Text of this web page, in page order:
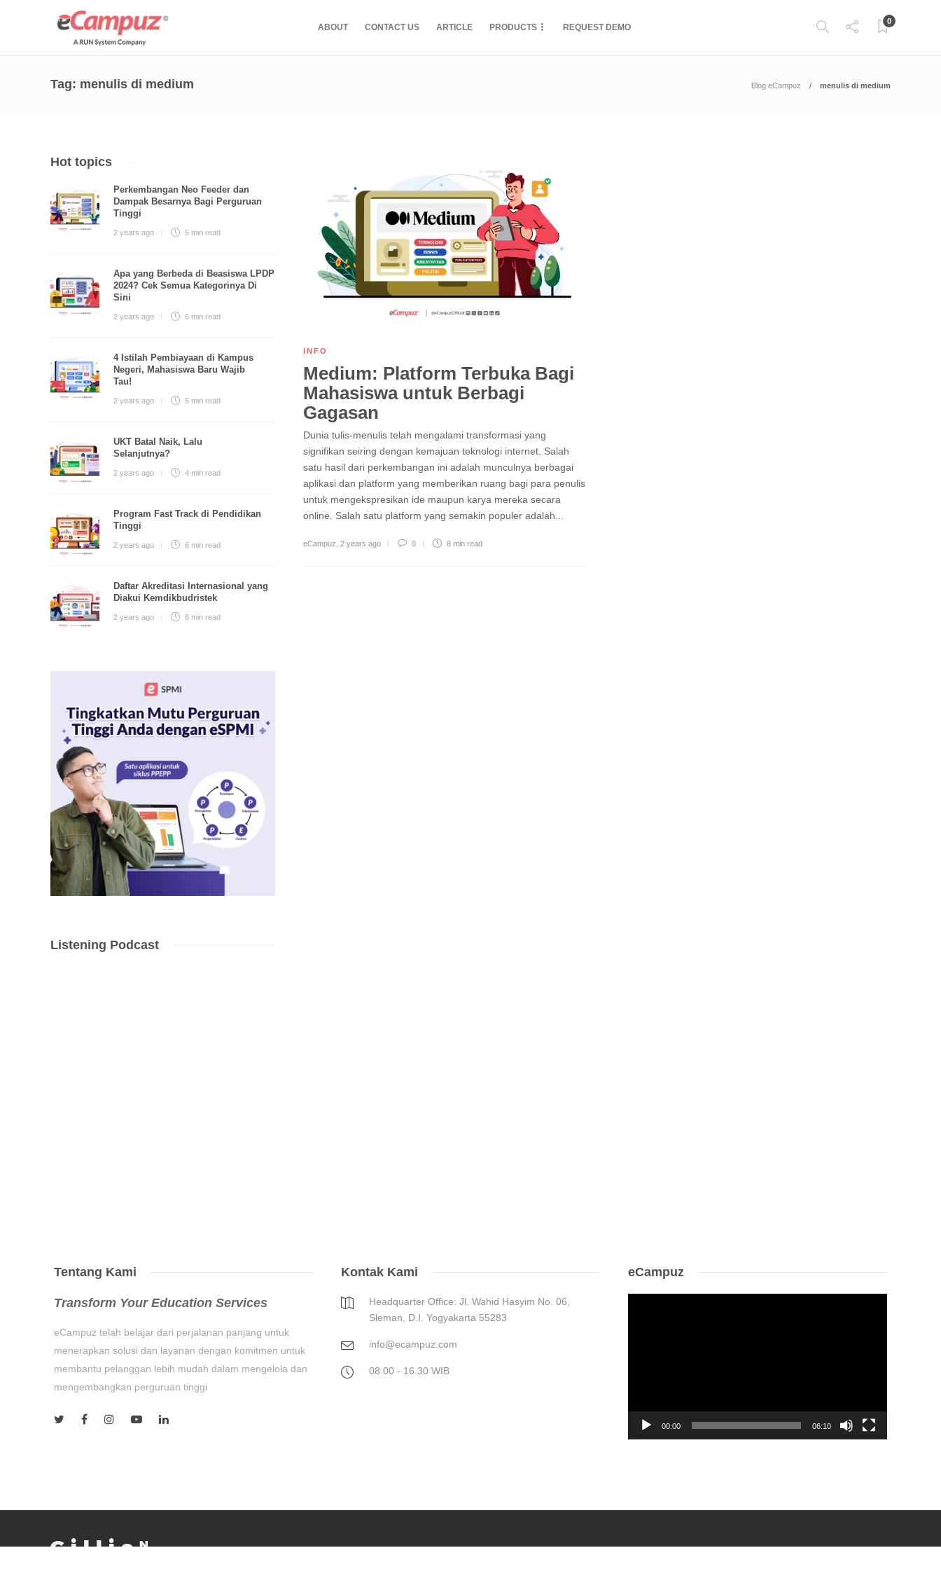
ABOUT CONTACT US ARTICLE PRODUCTS REQUEST DEMO
0
Tag: menulis di medium Blog eCampuz menulis di medium
INFO
Medium: Platform Terbuka Bagi
Mahasiswa untuk Berbagi
Gagasan
Dunia tulis-menulis telah mengalami transformasi yang
signifikan seiring dengan kemajuan teknologi internet. Salah
satu hasil dari perkembangan ini adalah munculnya berbagai
aplikasi dan platform yang memberikan ruang bagi para penulis
untuk mengekspresikan ide maupun karya mereka secara
online. Salah satu platform yang semakin populer adalah...
eCampuz 2 years ago 0 8 min read
Hot topics
Perkembangan Neo Feeder dan
Dampak Besarnya Bagi Perguruan
Tinggi
2 years ago 5 min read
Apa yang Berbeda di Beasiswa LPDP
2024? Cek Semua Kategorinya Di
Sini
2 years ago 6 min read
4 Istilah Pembiayaan di Kampus
Negeri, Mahasiswa Baru Wajib
Tau!
2 years ago 5 min read
UKT Batal Naik, Lalu
Selanjutnya?
2 years ago 4 min read
Program Fast Track di Pendidikan
Tinggi
2 years ago 6 min read
Daftar Akreditasi Internasional yang
Diakui Kemdikbudristek
2 years ago 6 min read
Listening Podcast
Tentang Kami
Transform Your Education Services
eCampuz telah belajar dari perjalanan panjang untuk
menerapkan solusi dan layanan dengan komitmen untuk
membantu pelanggan lebih mudah dalam mengelola dan
mengembangkan perguruan tinggi
Kontak Kami
Headquarter Office: Jl. Wahid Hasyim No. 06,
Sleman, D.I. Yogyakarta 55283
info@ecampuz.com
08.00 - 16.30 WIB
eCampuz
00:00 06:10